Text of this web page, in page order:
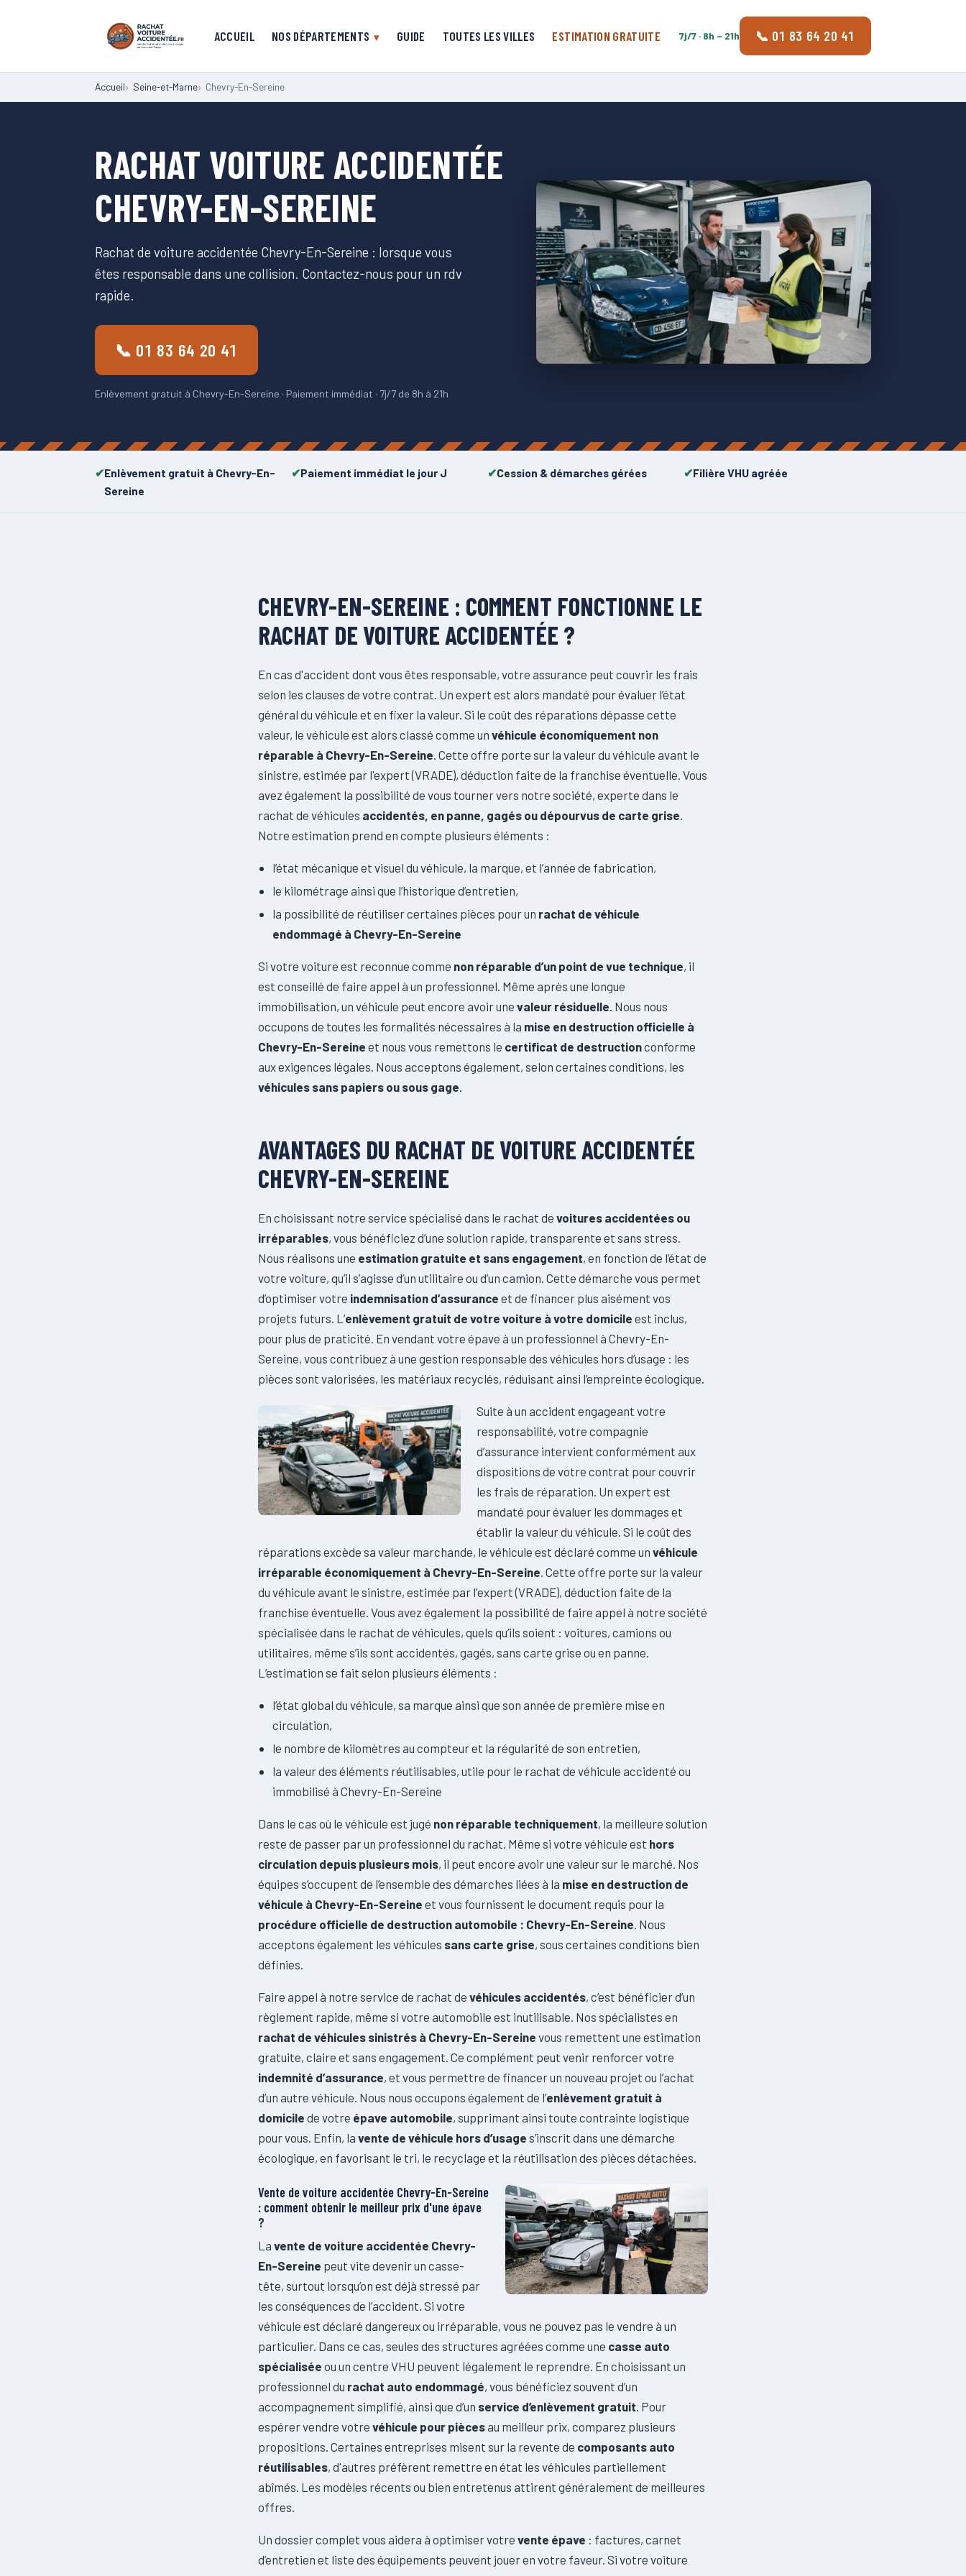
ACCUEIL NOS DÉPARTEMENTS GUIDE TOUTES LES VILLES ESTIMATION GRATUITE 7j/7 · 8h – 21h 📞 01 83 64 20 41
Accueil Seine-et-Marne Chevry-En-Sereine
RACHAT VOITURE ACCIDENTÉE
CHEVRY-EN-SEREINE
Rachat de voiture accidentée Chevry-En-Sereine : lorsque vous
êtes responsable dans une collision. Contactez-nous pour un rdv
rapide.
📞 01 83 64 20 41
Enlèvement gratuit à Chevry-En-Sereine · Paiement immédiat · 7j/7 de 8h à 21h
Enlèvement gratuit à Chevry-En-
Sereine
Paiement immédiat le jour J Cession & démarches gérées Filière VHU agréée
CHEVRY-EN-SEREINE : COMMENT FONCTIONNE LE
RACHAT DE VOITURE ACCIDENTÉE ?
En cas d'accident dont vous êtes responsable, votre assurance peut couvrir les frais
selon les clauses de votre contrat. Un expert est alors mandaté pour évaluer l’état
général du véhicule et en fixer la valeur. Si le coût des réparations dépasse cette
valeur, le véhicule est alors classé comme un véhicule économiquement non
réparable à Chevry-En-Sereine . Cette offre porte sur la valeur du véhicule avant le
sinistre, estimée par l'expert (VRADE), déduction faite de la franchise éventuelle. Vous
avez également la possibilité de vous tourner vers notre société, experte dans le
rachat de véhicules accidentés, en panne, gagés ou dépourvus de carte grise
Notre estimation prend en compte plusieurs éléments :
l’état mécanique et visuel du véhicule, la marque, et l’année de fabrication,
le kilométrage ainsi que l’historique d’entretien,
la possibilité de réutiliser certaines pièces pour un rachat de véhicule
endommagé à Chevry-En-Sereine
Si votre voiture est reconnue comme non réparable d’un point de vue technique, il
est conseillé de faire appel à un professionnel. Même après une longue
immobilisation, un véhicule peut encore avoir une valeur résiduelle . Nous nous
occupons de toutes les formalités nécessaires à la mise en destruction officielle à
Chevry-En-Sereine et nous vous remettons le certificat de destructionconforme
aux exigences légales. Nous acceptons également, selon certaines conditions, les
véhicules sans papiers ou sous gage
AVANTAGES DU RACHAT DE VOITURE ACCIDENTÉE
CHEVRY-EN-SEREINE
En choisissant notre service spécialisé dans le rachat de voitures accidentées ou
irréparables, vous bénéficiez d’une solution rapide, transparente et sans stress.
Nous réalisons une estimation gratuite et sans engagement, en fonction de l’état de
votre voiture, qu’il s’agisse d’un utilitaire ou d’un camion. Cette démarche vous permet
d’optimiser votre indemnisation d’assurance et de financer plus aisément vos
projets futurs. L’enlèvement gratuit de votre voiture à votre domicile est inclus,
pour plus de praticité. En vendant votre épave à un professionnel à Chevry-En-
Sereine, vous contribuez à une gestion responsable des véhicules hors d’usage : les
pièces sont valorisées, les matériaux recyclés, réduisant ainsi l’empreinte écologique.
Suite à un accident engageant votre
responsabilité, votre compagnie
d’assurance intervient conformément aux
dispositions de votre contrat pour couvrir
les frais de réparation. Un expert est
mandaté pour évaluer les dommages et
établir la valeur du véhicule. Si le coût des
réparations excède sa valeur marchande, le véhicule est déclaré comme un véhicule
irréparable économiquement à Chevry-En-Sereine . Cette offre porte sur la valeur
du véhicule avant le sinistre, estimée par l'expert (VRADE), déduction faite de la
franchise éventuelle. Vous avez également la possibilité de faire appel à notre société
spécialisée dans le rachat de véhicules, quels qu’ils soient : voitures, camions ou
utilitaires, même s’ils sont accidentés, gagés, sans carte grise ou en panne.
L’estimation se fait selon plusieurs éléments :
l’état global du véhicule, sa marque ainsi que son année de première mise en
circulation,
le nombre de kilomètres au compteur et la régularité de son entretien,
la valeur des éléments réutilisables, utile pour le rachat de véhicule accidenté ou
immobilisé à Chevry-En-Sereine
Dans le cas où le véhicule est jugé non réparable techniquement, la meilleure solution
reste de passer par un professionnel du rachat. Même si votre véhicule est hors
circulation depuis plusieurs mois, il peut encore avoir une valeur sur le marché. Nos
équipes s’occupent de l’ensemble des démarches liées à la mise en destruction de
véhicule à Chevry-En-Sereine et vous fournissent le document requis pour la
procédure officielle de destruction automobile : Chevry-En-Sereine . Nous
acceptons également les véhicules sans carte grise, sous certaines conditions bien
définies.
Faire appel à notre service de rachat de véhicules accidentés, c’est bénéficier d’un
règlement rapide, même si votre automobile est inutilisable. Nos spécialistes en
rachat de véhicules sinistrés à Chevry-En-Sereine vous remettent une estimation
gratuite, claire et sans engagement. Ce complément peut venir renforcer votre
indemnité d’assurance, et vous permettre de financer un nouveau projet ou l’achat
d’un autre véhicule. Nous nous occupons également de l’enlèvement gratuit à
domicile de votre épave automobile, supprimant ainsi toute contrainte logistique
pour vous. Enfin, la vente de véhicule hors d’usage s’inscrit dans une démarche
écologique, en favorisant le tri, le recyclage et la réutilisation des pièces détachées.
Vente de voiture accidentée Chevry-En-Sereine
: comment obtenir le meilleur prix d'une épave
?
La vente de voiture accidentée Chevry-
En-Sereine peut vite devenir un casse-
tête, surtout lorsqu’on est déjà stressé par
les conséquences de l’accident. Si votre
véhicule est déclaré dangereux ou irréparable, vous ne pouvez pas le vendre à un
particulier. Dans ce cas, seules des structures agréées comme une casse auto
spécialisée ou un centre VHU peuvent légalement le reprendre. En choisissant un
professionnel du rachat auto endommagé, vous bénéficiez souvent d’un
accompagnement simplifié, ainsi que d’un service d’enlèvement gratuit. Pour
espérer vendre votre véhicule pour piècesau meilleur prix, comparez plusieurs
propositions. Certaines entreprises misent sur la revente de composants auto
réutilisables, d'autres préfèrent remettre en état les véhicules partiellement
abîmés. Les modèles récents ou bien entretenus attirent généralement de meilleures
offres.
Un dossier complet vous aidera à optimiser votre vente épave : factures, carnet
d’entretien et liste des équipements peuvent jouer en votre faveur. Si votre voiture